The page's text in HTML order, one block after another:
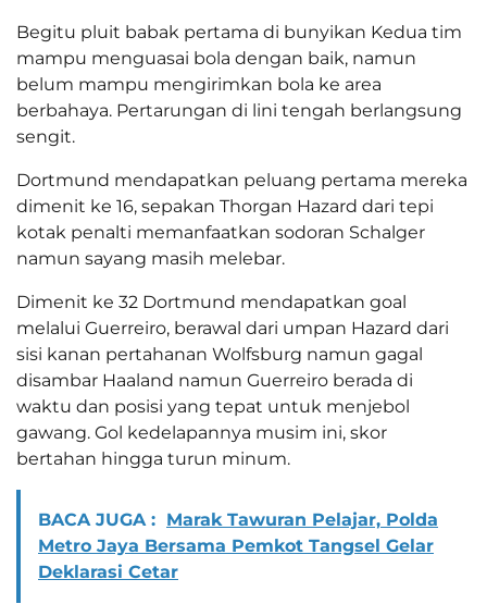
Begitu pluit babak pertama di bunyikan Kedua tim
mampu menguasai bola dengan baik, namun
belum mampu mengirimkan bola ke area
berbahaya. Pertarungan di lini tengah berlangsung
sengit.
Dortmund mendapatkan peluang pertama mereka
dimenit ke 16, sepakan Thorgan Hazard dari tepi
kotak penalti memanfaatkan sodoran Schalger
namun sayang masih melebar.
Dimenit ke 32 Dortmund mendapatkan goal
melalui Guerreiro, berawal dari umpan Hazard dari
sisi kanan pertahanan Wolfsburg namun gagal
disambar Haaland namun Guerreiro berada di
waktu dan posisi yang tepat untuk menjebol
gawang. Gol kedelapannya musim ini, skor
bertahan hingga turun minum.
BACA JUGA : Marak Tawuran Pelajar, Polda
Metro Jaya Bersama Pemkot Tangsel Gelar
Deklarasi Cetar